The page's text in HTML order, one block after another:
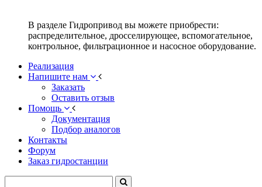
В разделе Гидропривод вы можете приобрести:
распределительное, дросселирующее, вспомогательное,
контрольное, фильтрационное и насосное оборудование.
Реализация
Напишите нам
Заказать
Оставить отзыв
Помощь
Документация
Подбор аналогов
Контакты
Форум
Заказ гидростанции